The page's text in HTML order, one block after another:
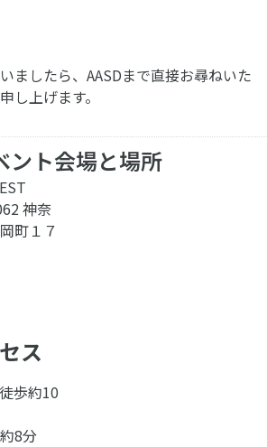
ましたら、AASDまで直接お尋ねいた
し上げます。
ント会場と場所
神奈
町１７
ス
歩約10
8分